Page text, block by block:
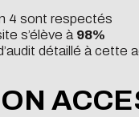
4 sont respectés
s’élève à 98%
détaillé à cette